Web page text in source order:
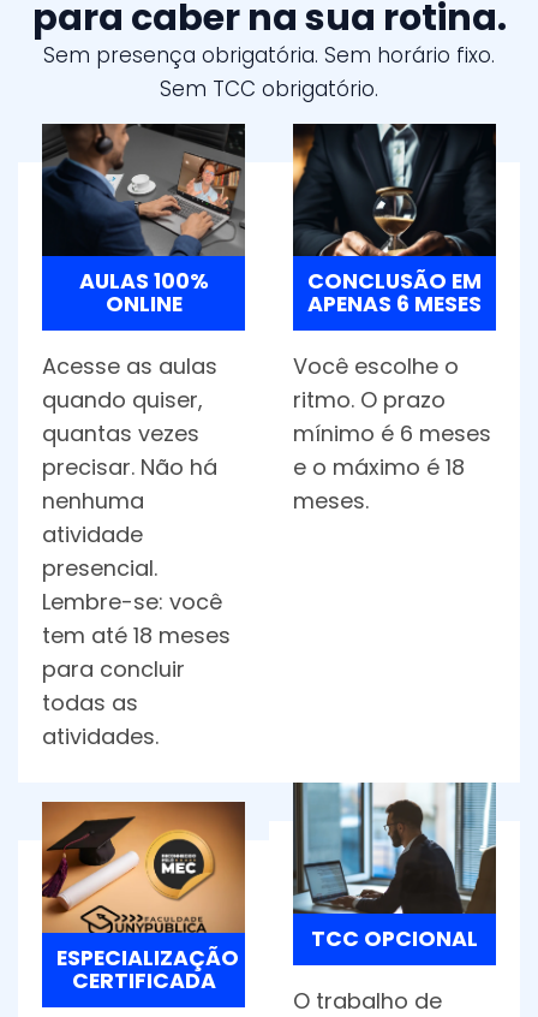
para caber na sua rotina.
Sem presença obrigatória. Sem horário fixo.
Sem TCC obrigatório.
AULAS 100%
ONLINE
Acesse as aulas
quando quiser,
quantas vezes
precisar. Não há
nenhuma
atividade
presencial.
Lembre-se: você
tem até 18 meses
para concluir
todas as
atividades.
CONCLUSÃO EM
APENAS 6 MESES
Você escolhe o
ritmo. O prazo
mínimo é 6 meses
e o máximo é 18
meses.
ESPECIALIZAÇÃO
CERTIFICADA
TCC OPCIONAL
O trabalho de